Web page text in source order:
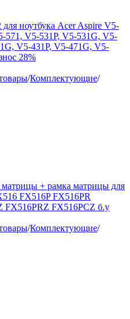
ноутбука Acer Aspire V5-
571, V5-531P, V5-531G, V5-
V5-431P, V5-471G, V5-
28%
/Комплектующие/
матрицы + рамка матрицы для
FX516P FX516PR
FX516PRZ FX516PCZ б.у
/Комплектующие/